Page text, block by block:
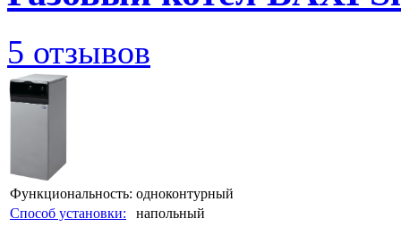
5 отзывов
Функциональность: одноконтурный
Способ установки:
напольный